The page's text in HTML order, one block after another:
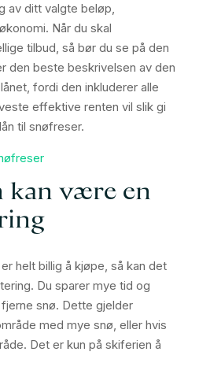
av ditt valgte beløp,
Når du skal
tilbud, så bør du se på den
den beste beskrivelsen av den
fordi den inkluderer alle
effektive renten vil slik gi
til snøfreser.
kan være en
helt billig å kjøpe, så kan det
Du sparer mye tid og
snø. Dette gjelder
med mye snø, eller hvis
Det er kun på skiferien å